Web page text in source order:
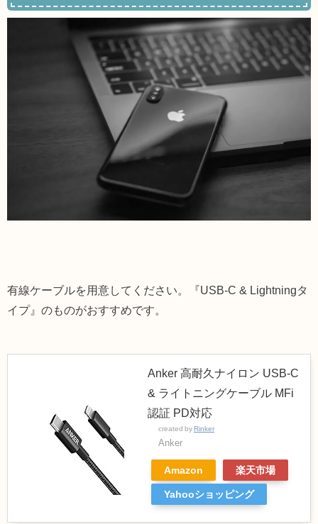
有線ケーブルを用意してください。『USB-C & Lightningタ
イプ』のものがおすすめです。
Anker 高耐久ナイロン USB-C
& ライトニングケーブル MFi
認証 PD対応
created by Rinker
Anker
Amazon 楽天市場
Yahooショッピング